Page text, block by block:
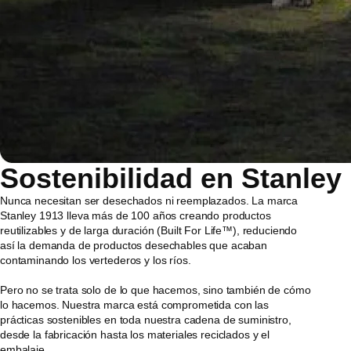
Sostenibilidad en Stanley
Nunca necesitan ser desechados ni reemplazados. La marca
Stanley 1913 lleva más de 100 años creando productos
reutilizables y de larga duración (Built For Life™), reduciendo
así la demanda de productos desechables que acaban
contaminando los vertederos y los ríos.
Pero no se trata solo de lo que hacemos, sino también de cómo
lo hacemos. Nuestra marca está comprometida con las
prácticas sostenibles en toda nuestra cadena de suministro,
desde la fabricación hasta los materiales reciclados y el